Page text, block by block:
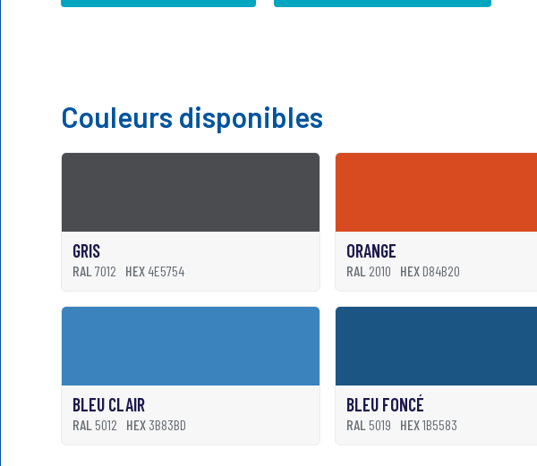
Couleurs disponibles
GRIS
RAL 7012 HEX4E5754
ORANGE
RAL 2010 HEX D84B20
BLEU CLAIR
RAL 5012 HEX 3B83BD
BLEU FONCÉ
RAL 5019 HEX1B5583